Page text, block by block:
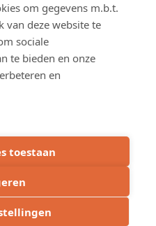
om gegevens m.b.t.
van deze website te
sociale
te bieden en onze
en
toestaan
lid
RPR: Brussel